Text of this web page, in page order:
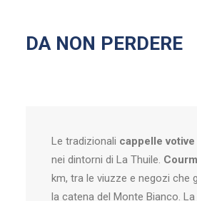
DA NON PERDERE
Le tradizionali cappelle votive
nei dintorni di La Thuile.
km, tra le viuzze e negozi che
la catena del Monte Bianco. La